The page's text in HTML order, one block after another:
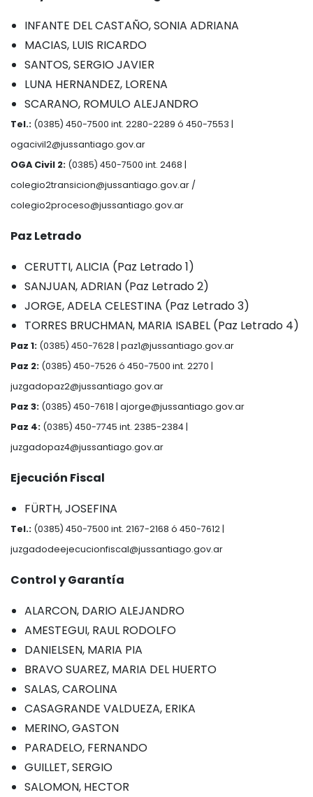
INFANTE DEL CASTAÑO, SONIA ADRIANA
MACIAS, LUIS RICARDO
SANTOS, SERGIO JAVIER
LUNA HERNANDEZ, LORENA
SCARANO, ROMULO ALEJANDRO
Tel.: (0385) 450-7500 int. 2280-2289 ó 450-7553 |
ogacivil2@jussantiago.gov.ar
OGA Civil 2: (0385) 450-7500 int. 2468 |
colegio2transicion@jussantiago.gov.ar /
colegio2proceso@jussantiago.gov.ar
Paz Letrado
CERUTTI, ALICIA (Paz Letrado 1)
SANJUAN, ADRIAN (Paz Letrado 2)
JORGE, ADELA CELESTINA (Paz Letrado 3)
TORRES BRUCHMAN, MARIA ISABEL (Paz Letrado 4)
Paz 1: (0385) 450-7628 | paz1@jussantiago.gov.ar
Paz 2: (0385) 450-7526 ó 450-7500 int. 2270 |
juzgadopaz2@jussantiago.gov.ar
Paz 3: (0385) 450-7618 | ajorge@jussantiago.gov.ar
Paz 4: (0385) 450-7745 int. 2385-2384 |
juzgadopaz4@jussantiago.gov.ar
Ejecución Fiscal
FÜRTH, JOSEFINA
Tel.: (0385) 450-7500 int. 2167-2168 ó 450-7612 |
juzgadodeejecucionfiscal@jussantiago.gov.ar
Control y Garantía
ALARCON, DARIO ALEJANDRO
AMESTEGUI, RAUL RODOLFO
DANIELSEN, MARIA PIA
BRAVO SUAREZ, MARIA DEL HUERTO
SALAS, CAROLINA
CASAGRANDE VALDUEZA, ERIKA
MERINO, GASTON
PARADELO, FERNANDO
GUILLET, SERGIO
SALOMON, HECTOR